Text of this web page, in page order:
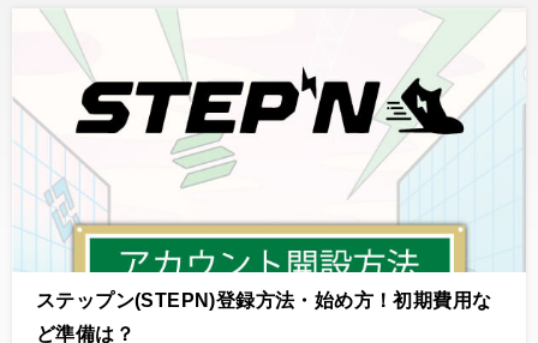
ステップン(STEPN)登録方法・始め方！初期費用な
ど準備は？